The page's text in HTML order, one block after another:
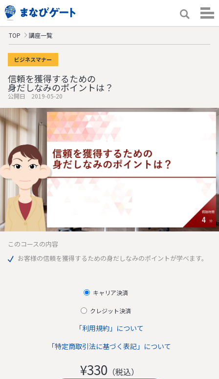
TOP 講座一覧
ビジネスマナー
信頼を獲得するための
身だしなみのポイントは？
公開日 2019-05-20
このコースの内容
お客様の信頼を獲得するための身だしなみのポイントが学べます。
キャリア決済
クレジット決済
「利用規約」について
「特定商取引法に基づく表記」について
¥330 （税込）